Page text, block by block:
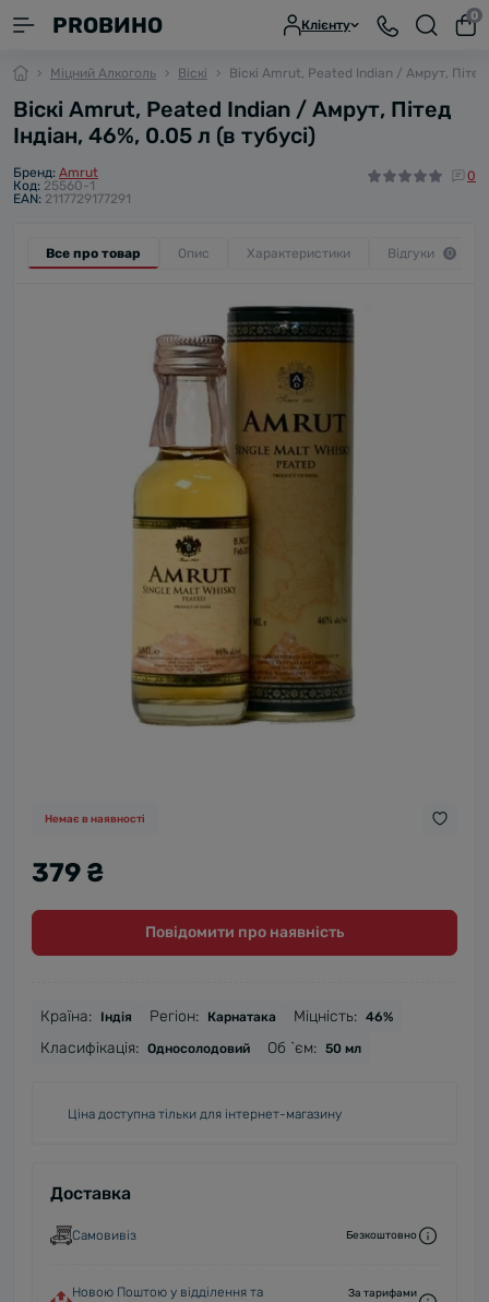
PROВИНО Клієнту
0
Міцний Алкоголь Віскі Віскі Amrut, Peated Indian / Амрут, Пітед
Віскі Amrut, Peated Indian / Амрут, Пітед
Індіан, 46%, 0.05 л (в тубусі)
Бренд: Amrut
Код: 25560-1
EAN: 2117729177291
0
Все про товар Опис Характеристики Відгуки 0
Немає в наявності
379 ₴
Повідомити про наявність
Країна: Індія Регіон: Карнатака Міцність: 46%
Класифікація: Односолодовий Об `єм: 50 мл
Ціна доступна тільки для інтернет-магазину
Доставка
Самовивіз Безкоштовно
Новою Поштою у відділення та
За тарифами